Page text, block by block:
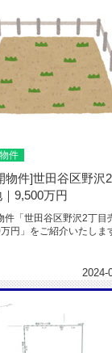
件
物件]世田谷区野沢
9,500万円
件「世田谷区野沢2丁目
万円」をご紹介いたしま
2024-